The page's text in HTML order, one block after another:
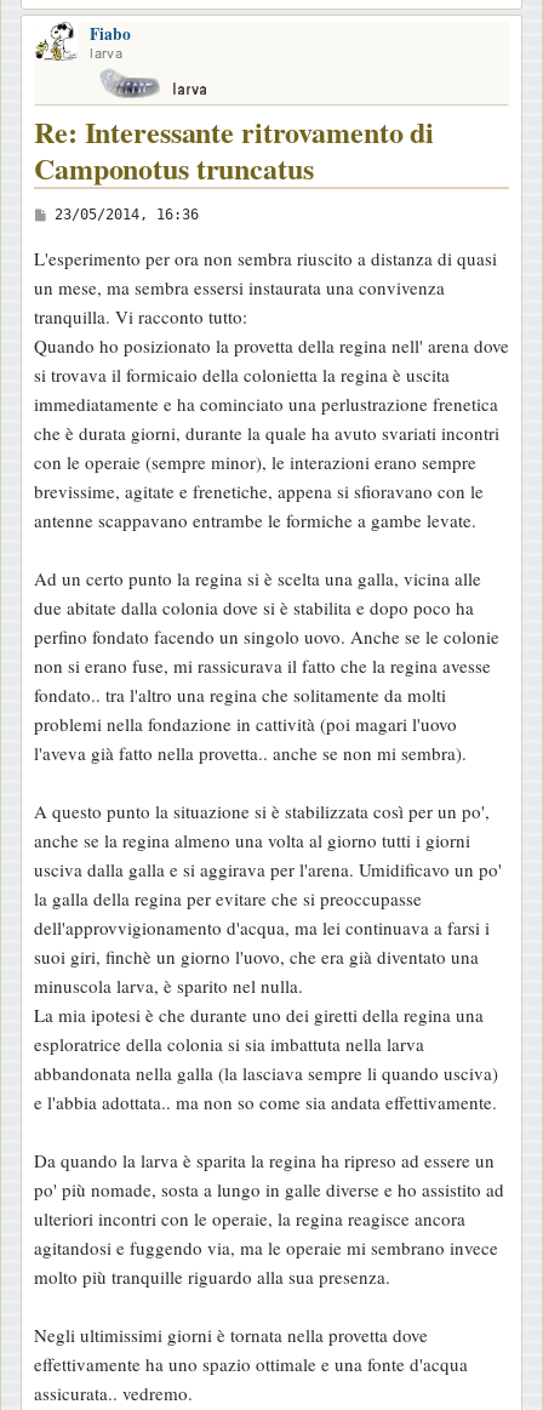
o
Fiabo
larva
Re: Interessante ritrovamento di
Camponotus truncatus
M
s
s
a
g
g
i
o
23/05/2014, 16:36
L'esperimento per ora non sembra riuscito a distanza di quasi
un mese, ma sembra essersi instaurata una convivenza
tranquilla. Vi racconto tutto:
Quando ho posizionato la provetta della regina nell' arena dove
si trovava il formicaio della colonietta la regina è uscita
immediatamente e ha cominciato una perlustrazione frenetica
che è durata giorni, durante la quale ha avuto svariati incontri
con le operaie (sempre minor), le interazioni erano sempre
brevissime, agitate e frenetiche, appena si sfioravano con le
antenne scappavano entrambe le formiche a gambe levate.
Ad un certo punto la regina si è scelta una galla, vicina alle
due abitate dalla colonia dove si è stabilita e dopo poco ha
perfino fondato facendo un singolo uovo. Anche se le colonie
non si erano fuse, mi rassicurava il fatto che la regina avesse
fondato.. tra l'altro una regina che solitamente da molti
problemi nella fondazione in cattività (poi magari l'uovo
l'aveva già fatto nella provetta.. anche se non mi sembra).
A questo punto la situazione si è stabilizzata così per un po',
anche se la regina almeno una volta al giorno tutti i giorni
usciva dalla galla e si aggirava per l'arena. Umidificavo un po'
la galla della regina per evitare che si preoccupasse
dell'approvvigionamento d'acqua, ma lei continuava a farsi i
suoi giri, finchè un giorno l'uovo, che era già diventato una
minuscola larva, è sparito nel nulla.
La mia ipotesi è che durante uno dei giretti della regina una
esploratrice della colonia si sia imbattuta nella larva
abbandonata nella galla (la lasciava sempre li quando usciva)
e l'abbia adottata.. ma non so come sia andata effettivamente.
Da quando la larva è sparita la regina ha ripreso ad essere un
po' più nomade, sosta a lungo in galle diverse e ho assistito ad
ulteriori incontri con le operaie, la regina reagisce ancora
agitandosi e fuggendo via, ma le operaie mi sembrano invece
molto più tranquille riguardo alla sua presenza.
Negli ultimissimi giorni è tornata nella provetta dove
effettivamente ha uno spazio ottimale e una fonte d'acqua
assicurata.. vedremo.